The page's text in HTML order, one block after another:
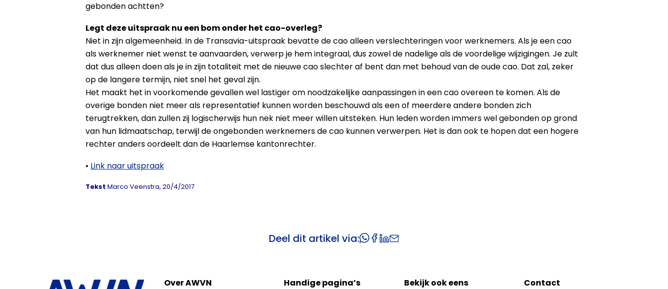
gebonden achtten?
Legt deze uitspraak nu een bom onder het cao-overleg?
Niet in zijn algemeenheid. In de Transavia-uitspraak bevatte de cao alleen verslechteringen voor werknemers. Als je een cao
als werknemer niet wenst te aanvaarden, verwerp je hem integraal, dus zowel de nadelige als de voordelige wijzigingen. Je zult
dat dus alleen doen als je in zijn totaliteit met de nieuwe cao slechter af bent dan met behoud van de oude cao. Dat zal, zeker
op de langere termijn, niet snel het geval zijn.
Het maakt het in voorkomende gevallen wel lastiger om noodzakelijke aanpassingen in een cao overeen te komen. Als de
overige bonden niet meer als representatief kunnen worden beschouwd als een of meerdere andere bonden zich
terugtrekken, dan zullen zij logischerwijs hun nek niet meer willen uitsteken. Hun leden worden immers wel gebonden op grond
van hun lidmaatschap, terwijl de ongebonden werknemers de cao kunnen verwerpen. Het is dan ook te hopen dat een hogere
rechter anders oordeelt dan de Haarlemse kantonrechter.
• Link naar uitspraak
Tekst Marco Veenstra, 20/4/2017
Deel dit artikel via:
Over AWVN Handige pagina’s Bekijk ook eens Contact